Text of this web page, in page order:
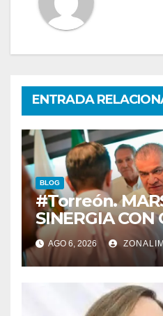
ENTRADA
BLOG
#Torreón.
SINERGIA CON
ORGANISMOS,
DEL
TORREÓN
AGO 6, 2026